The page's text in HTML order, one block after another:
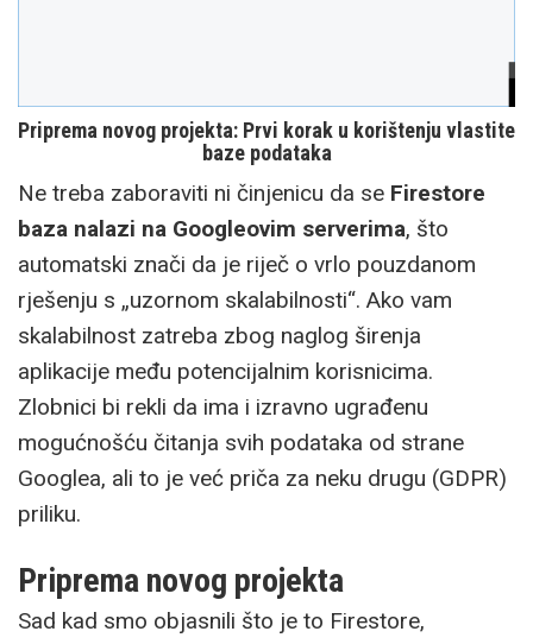
Priprema novog projekta: Prvi korak u korištenju vlastite
baze podataka
Ne treba zaboraviti ni činjenicu da se Firestore
baza nalazi na Googleovim serverima, što
automatski znači da je riječ o vrlo pouzdanom
rješenju s „uzornom skalabilnosti“. Ako vam
skalabilnost zatreba zbog naglog širenja
aplikacije među potencijalnim korisnicima.
Zlobnici bi rekli da ima i izravno ugrađenu
mogućnošću čitanja svih podataka od strane
Googlea, ali to je već priča za neku drugu (GDPR)
priliku.
Priprema novog projekta
Sad kad smo objasnili što je to Firestore,